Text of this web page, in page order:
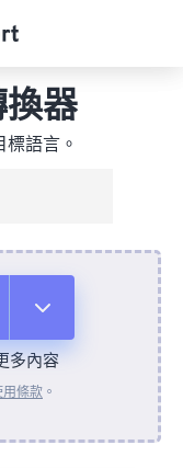
器
語言。
多內容
用條款 。